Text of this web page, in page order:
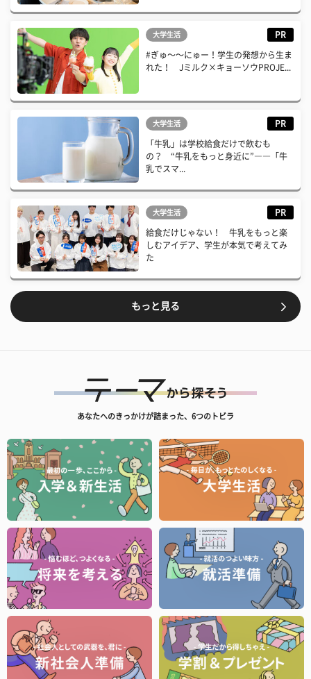
大学生活 PR
#ぎゅ〜〜にゅー！学生の発想から生ま
れた！ Jミルク×キョーソウPROJE...
大学生活 PR
「牛乳」は学校給食だけで飲むも
の？ “牛乳をもっと身近に”――「牛
乳でスマ...
大学生活 PR
給食だけじゃない！ 牛乳をもっと楽
しむアイデア、学生が本気で考えてみ
た
もっと見る
あなたへのきっかけが詰まった、6つのトビラ